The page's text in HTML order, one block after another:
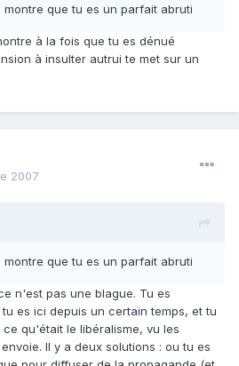
que tu es un parfait abruti
à la fois que tu es dénué
à insulter autrui te met sur un
2007
que tu es un parfait abruti
n'est pas une blague. Tu es
es ici depuis un certain temps, et tu
qu'était le libéralisme, vu les
Il y a deux solutions : ou tu es